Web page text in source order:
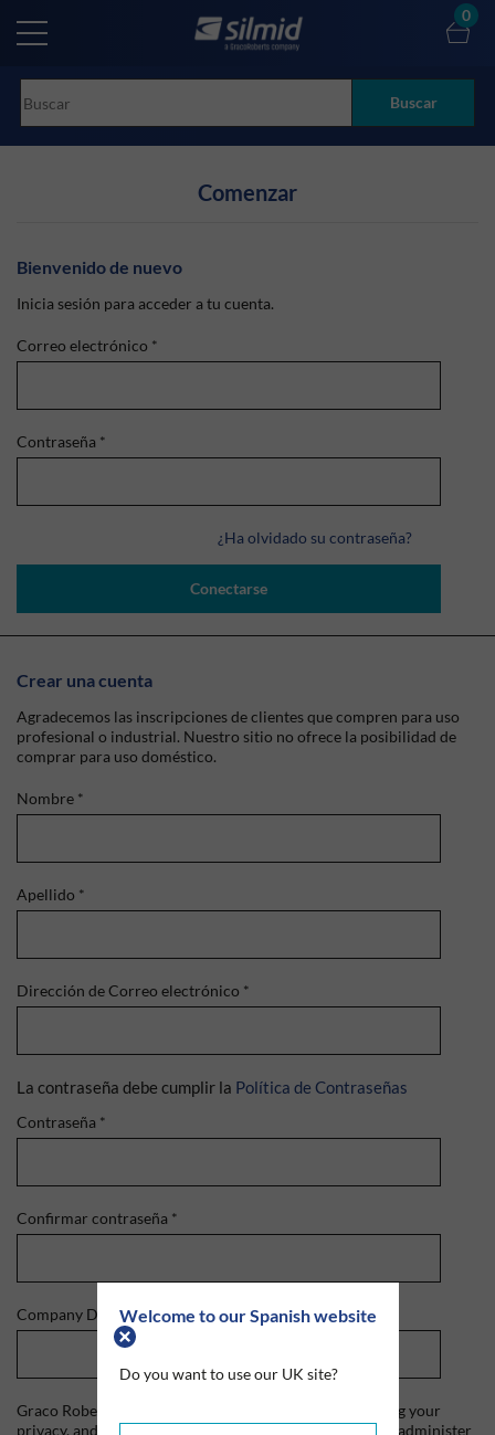
Welcome to our Spanish website
Do you want to use our UK site?
main
Buscar
0
Comenzar
Bienvenido de nuevo
Inicia sesión para acceder a tu cuenta.
Correo electrónico *
Contraseña *
¿Ha olvidado su contraseña?
Conectarse
Crear una cuenta
Agradecemos las inscripciones de clientes que compren para uso
profesional o industrial. Nuestro sitio no ofrece la posibilidad de
comprar para uso doméstico.
Nombre *
Apellido *
Dirección de Correo electrónico *
La contraseña debe cumplir la Política de Contraseñas
Contraseña *
Confirmar contraseña *
Company Domain*
Graco Roberts is committed to protecting and respecting your
privacy, and we'll only use your personal information to administer